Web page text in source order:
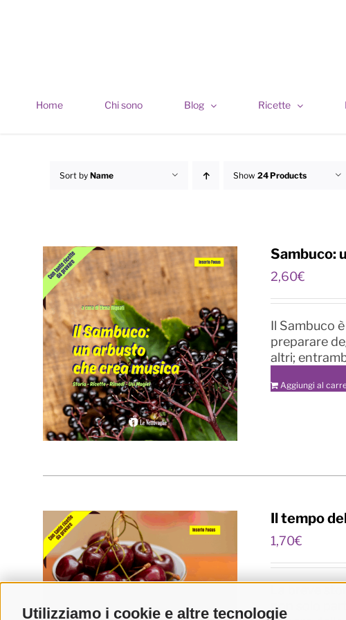
Utilizziamo i cookie e altre tecnologie
Home Chi sono Blog Ricette
Sort by Name Show 24 Products
Sambuco:
2,60€
Il Sambuco
preparare
altri;
Aggiungi al
Il tempo
1,70€
non solo